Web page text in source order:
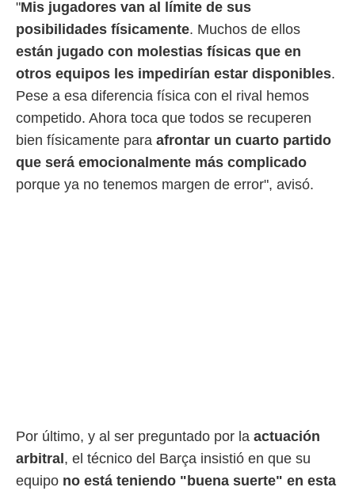
"Mis jugadores van al límite de sus
posibilidades físicamente. Muchos de ellos
están jugado con molestias físicas que en
otros equipos les impedirían estar disponibles.
Pese a esa diferencia física con el rival hemos
competido. Ahora toca que todos se recuperen
bien físicamente para afrontar un cuarto partido
que será emocionalmente más complicado
porque ya no tenemos margen de error", avisó.
Por último, y al ser preguntado por la actuación
arbitral , el técnico del Barça insistió en que su
equipo no está teniendo "buena suerte" en esta